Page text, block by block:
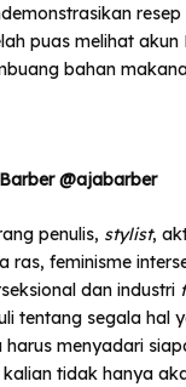
puas melihat
bahan
@ajabarber
penulis, stylist,
ras, feminisme
dan industri
tentang segala hal
harus menyadari
tidak hanya